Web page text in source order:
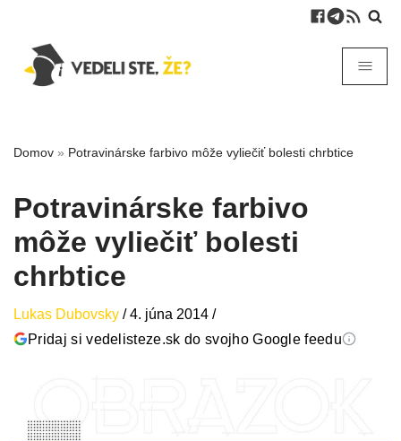
Domov » Potravinárske farbivo môže vyliečiť bolesti chrbtice
Potravinárske farbivo
môže vyliečiť bolesti
chrbtice
Lukas Dubovsky /4. júna 2014 /
Pridaj si vedelisteze.sk do svojho Google feedu